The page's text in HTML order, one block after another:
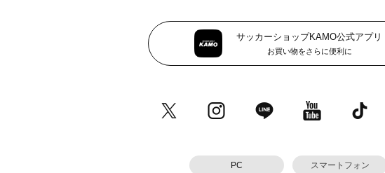
サッカーショップKAMO公式アプリ
お買い物をさらに便利に
PC スマートフォン